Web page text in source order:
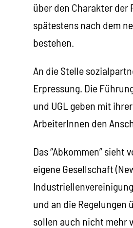
über den Charakter der
spätestens nach dem
bestehen.
An die Stelle
Erpressung. Die
und UGL geben mit
ArbeiterInnen den
Das “Abkommen”
eigene Gesellschaft
und an die Regelungen
sollen auch nicht mehr